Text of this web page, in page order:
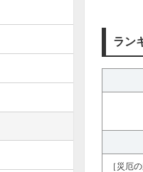
ラン
［災厄